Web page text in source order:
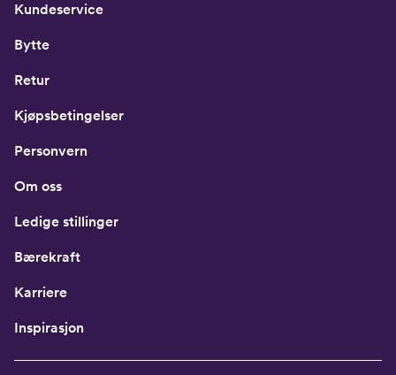
Kundeservice
Bytte
Retur
Kjøpsbetingelser
Personvern
Om oss
Ledige stillinger
Bærekraft
Karriere
Inspirasjon